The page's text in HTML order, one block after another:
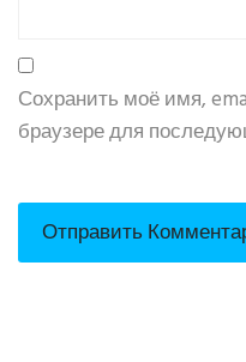
Сохранить моё имя,
браузере для